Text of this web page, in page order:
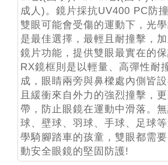
成人)。鏡片採抗UV400 PC防
雙眼可能會受傷的運動下，光
是最佳選擇，最輕且耐撞擊，
鏡片功能，提供雙眼最實在的
RX鏡框則是以輕量、高彈性耐
成，眼睛兩旁與鼻樑處內側皆
且緩衝來自外力的強烈撞擊，
帶，防止眼鏡在運動中滑落。
球、壁球、羽球、手球、足球
學騎腳踏車的孩童，雙眼都需
動安全眼鏡的堅固防護!